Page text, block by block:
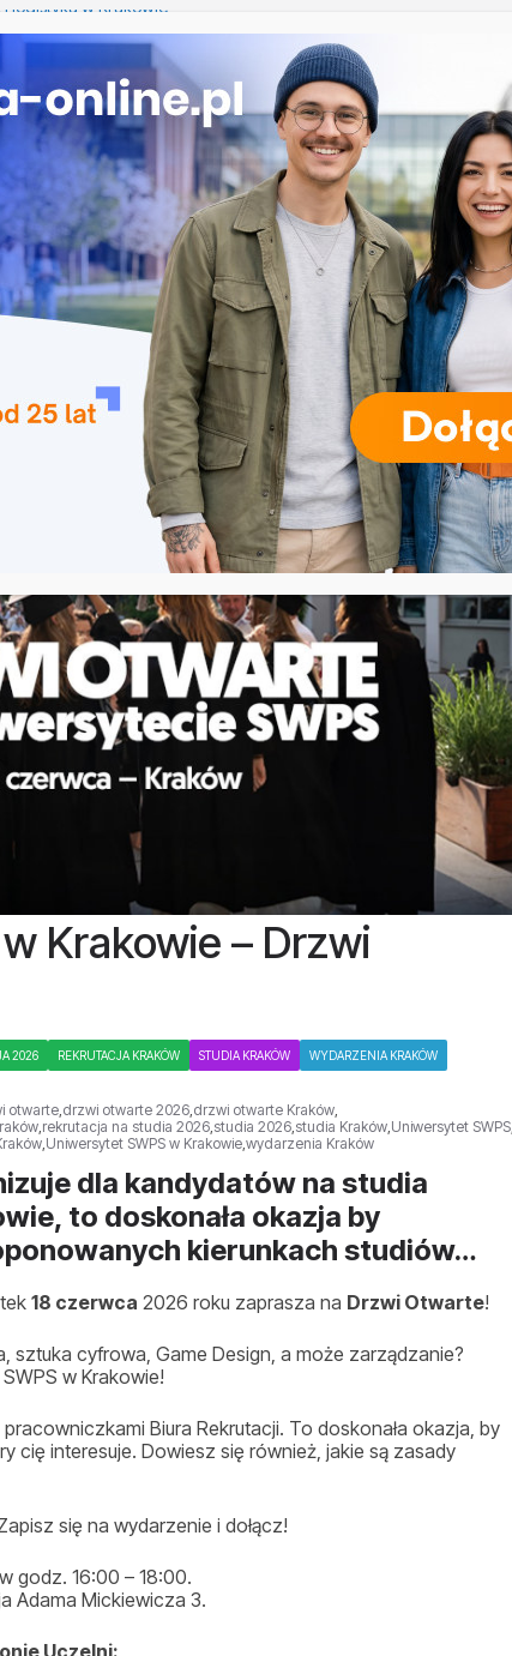
kultury materialnej we Wrocławiu
w Katowicach
w Opolu
w Katowicach
RODZAJE STUDIÓW REKRUTACJA DRZWI OTWARTE
Krakowie – Drzwi
2026 REKRUTACJA KRAKÓW STUDIA KRAKÓW WYDARZENIA KRAKÓW
otwarte drzwi otwarte 2026 drzwi otwarte Kraków
rekrutacja na studia 2026 studia 2026 studia Kraków Uniwersytet SWPS
Uniwersytet SWPS w Krakowie wydarzenia Kraków
dla kandydatów na studia
to doskonała okazja by
kierunkach studiów…
18 czerwca 2026 roku zaprasza na Drzwi Otwarte!
sztuka cyfrowa, Game Design, a może zarządzanie?
w Krakowie!
Biura Rekrutacji. To doskonała okazja, by
cię interesuje. Dowiesz się również, jakie są zasady
się na wydarzenie i dołącz!
godz. 16:00 – 18:00.
Adama Mickiewicza 3.
Uczelni: